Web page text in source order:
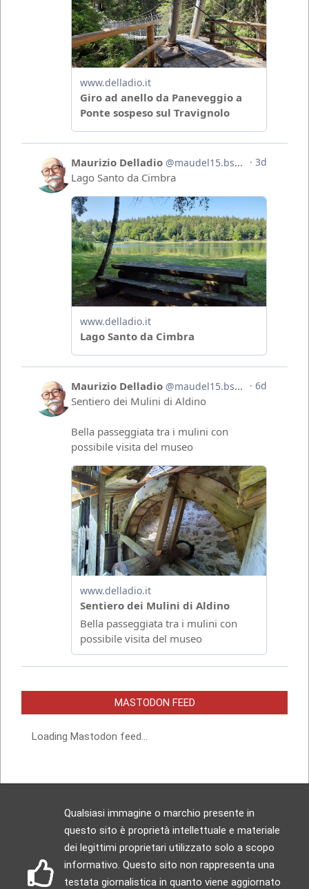
MASTODON FEED
Loading Mastodon feed...
Qualsiasi immagine o marchio presente in
questo sito è proprietà intellettuale e materiale
dei legittimi proprietari utilizzato solo a scopo
informativo. Questo sito non rappresenta una
testata giornalistica in quanto viene aggiornato